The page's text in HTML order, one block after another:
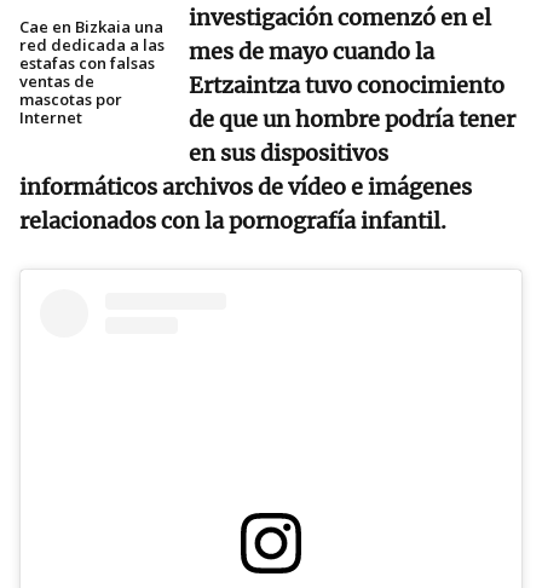
Cae en Bizkaia una
red dedicada a las
estafas con falsas
ventas de
mascotas por
Internet
investigación comenzó en el
mes de mayo cuando la
Ertzaintza tuvo conocimiento
de que un hombre podría tener
en sus dispositivos
informáticos archivos de vídeo e imágenes
relacionados con la pornografía infantil.